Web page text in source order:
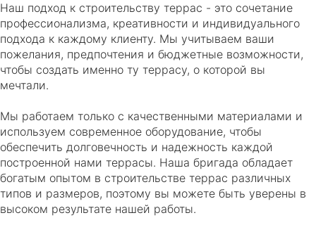
Наш подход к строительству террас - это сочетание
профессионализма, креативности и индивидуального
подхода к каждому клиенту. Мы учитываем ваши
пожелания, предпочтения и бюджетные возможности,
чтобы создать именно ту террасу, о которой вы
мечтали.
Мы работаем только с качественными материалами и
используем современное оборудование, чтобы
обеспечить долговечность и надежность каждой
построенной нами террасы. Наша бригада обладает
богатым опытом в строительстве террас различных
типов и размеров, поэтому вы можете быть уверены в
высоком результате нашей работы.